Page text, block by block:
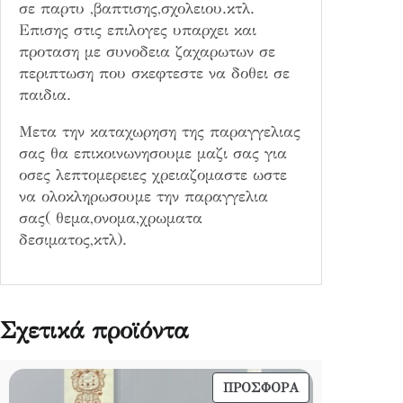
σε παρτυ ,βαπτισης,σχολειου.κτλ.
Επισης στις επιλογες υπαρχει και
προταση με συνοδεια ζαχαρωτων σε
περιπτωση που σκεφτεστε να δοθει σε
παιδια.
Μετα την καταχωρηση της παραγγελιας
σας θα επικοινωνησουμε μαζι σας για
οσες λεπτομερειες χρειαζομαστε ωστε
να ολοκληρωσουμε την παραγγελια
σας( θεμα,ονομα,χρωματα
δεσιματος,κτλ).
Σχετικά προϊόντα
ΠΡΟΣΦΟΡΆΠΡΟΪΌΝ